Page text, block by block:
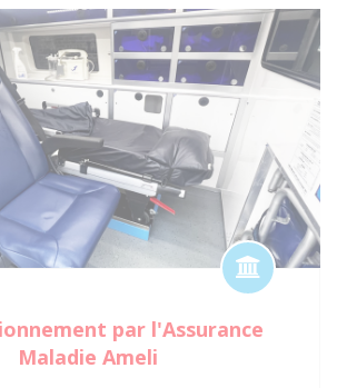
optimale et réglementaire. Faites
expertise et à nos agréments pour
transport sanitaire fiable et sécurisé à
Denis 93 et ses environs.
par l'Assurance
Maladie Ameli